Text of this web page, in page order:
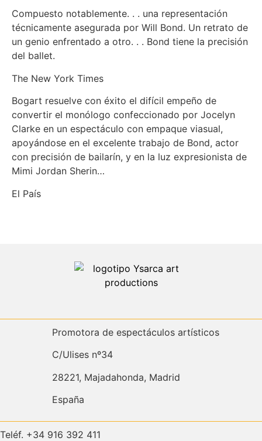
Compuesto notablemente. . . una representación
técnicamente asegurada por Will Bond. Un retrato de
un genio enfrentado a otro. . . Bond tiene la precisión
del ballet.
The New York Times
Bogart resuelve con éxito el difícil empeño de
convertir el monólogo confeccionado por Jocelyn
Clarke en un espectáculo con empaque viasual,
apoyándose en el excelente trabajo de Bond, actor
con precisión de bailarín, y en la luz expresionista de
Mimi Jordan Sherin…
El País
Promotora de espectáculos artísticos
C/Ulises nº34
28221, Majadahonda, Madrid
España
Teléf. +34 916 392 411